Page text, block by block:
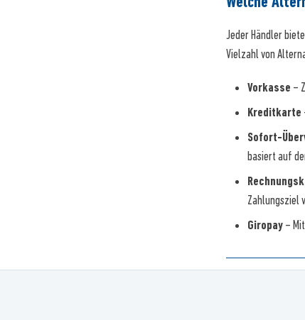
Jeder Händler
Vielzahl von
Vorkasse –
Kreditkarte
Sofort-
basiert auf
Zahlungsziel
Giropay –